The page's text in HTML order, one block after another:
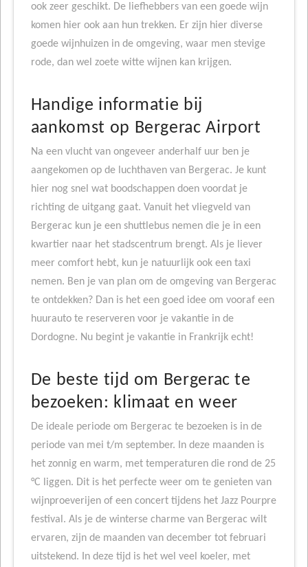
ook zeer geschikt. De liefhebbers van een goede wijn
komen hier ook aan hun trekken. Er zijn hier diverse
goede wijnhuizen in de omgeving, waar men stevige
rode, dan wel zoete witte wijnen kan krijgen.
Handige informatie bij
aankomst op Bergerac Airport
Na een vlucht van ongeveer anderhalf uur ben je
aangekomen op de luchthaven van Bergerac. Je kunt
hier nog snel wat boodschappen doen voordat je
richting de uitgang gaat. Vanuit het vliegveld van
Bergerac kun je een shuttlebus nemen die je in een
kwartier naar het stadscentrum brengt. Als je liever
meer comfort hebt, kun je natuurlijk ook een taxi
nemen. Ben je van plan om de omgeving van Bergerac
te ontdekken? Dan is het een goed idee om vooraf een
huurauto te reserveren voor je vakantie in de
Dordogne. Nu begint je vakantie in Frankrijk echt!
De beste tijd om Bergerac te
bezoeken: klimaat en weer
De ideale periode om Bergerac te bezoeken is in de
periode van mei t/m september. In deze maanden is
het zonnig en warm, met temperaturen die rond de 25
°C liggen. Dit is het perfecte weer om te genieten van
wijnproeverijen of een concert tijdens het Jazz Pourpre
festival. Als je de winterse charme van Bergerac wilt
ervaren, zijn de maanden van december tot februari
uitstekend. In deze tijd is het wel veel koeler, met